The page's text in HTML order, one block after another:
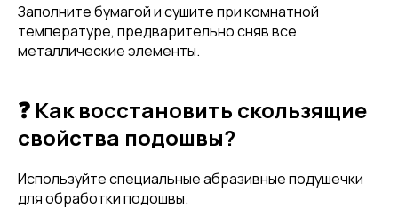
Заполните бумагой и сушите при комнатной
температуре, предварительно сняв все
металлические элементы.
❓ Как восстановить скользящие
свойства подошвы?
Используйте специальные абразивные подушечки
для обработки подошвы.